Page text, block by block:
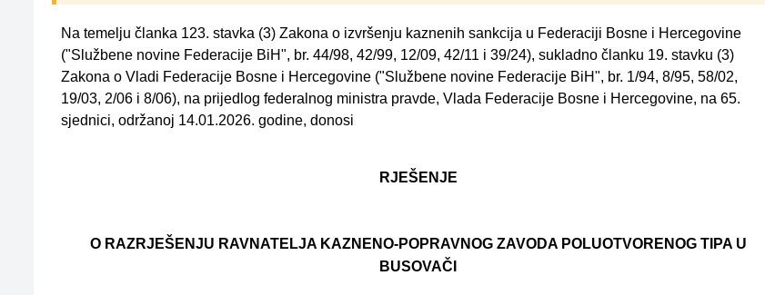
Na temelju članka 123. stavka (3) Zakona o izvršenju kaznenih sankcija u Federaciji Bosne i Hercegovine
("Službene novine Federacije BiH", br. 44/98, 42/99, 12/09, 42/11 i 39/24), sukladno članku 19. stavku (3)
Zakona o Vladi Federacije Bosne i Hercegovine ("Službene novine Federacije BiH", br. 1/94, 8/95, 58/02,
19/03, 2/06 i 8/06), na prijedlog federalnog ministra pravde, Vlada Federacije Bosne i Hercegovine, na 65.
sjednici, održanoj 14.01.2026. godine, donosi
RJEŠENJE
O RAZRJEŠENJU RAVNATELJA KAZNENO-POPRAVNOG ZAVODA POLUOTVORENOG TIPA U
BUSOVAČI